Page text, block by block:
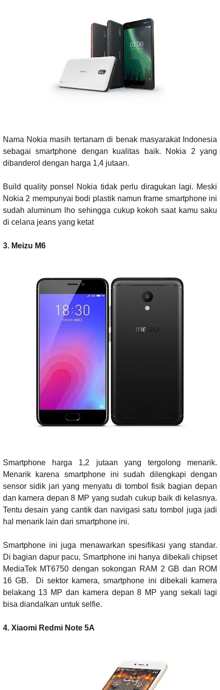
Nama Nokia masih tertanam di benak masyarakat Indonesia
sebagai smartphone dengan kualitas baik. Nokia 2 yang
dibanderol dengan harga 1,4 jutaan.
Build quality ponsel Nokia tidak perlu diragukan lagi. Meski
Nokia 2 mempunyai bodi plastik namun frame smartphone ini
sudah aluminum lho sehingga cukup kokoh saat kamu saku
di celana jeans yang ketat
3. Meizu M6
Smartphone harga 1,2 jutaan yang tergolong menarik.
Menarik karena smartphone ini sudah dilengkapi dengan
sensor sidik jari yang menyatu di tombol fisik bagian depan
dan kamera depan 8 MP yang sudah cukup baik di kelasnya.
Tentu desain yang cantik dan navigasi satu tombol juga jadi
hal menarik lain dari smartphone ini.
Smartphone ini juga menawarkan spesifikasi yang standar.
Di bagian dapur pacu, Smartphone ini hanya dibekali chipset
MediaTek MT6750 dengan sokongan RAM 2 GB dan ROM
16 GB.
Di sektor kamera, smartphone ini dibekali kamera
belakang 13 MP dan kamera depan 8 MP yang sekali lagi
bisa diandalkan untuk selfie.
4. Xiaomi Redmi Note 5A